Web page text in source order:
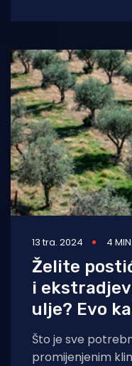
13 tra. 2024 4
Želite
i
ulje? Evo
Što je sve
promijenjenim